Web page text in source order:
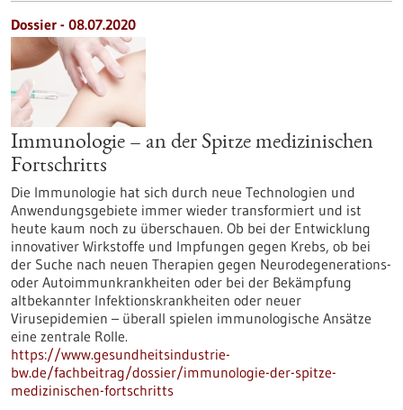
Dossier - 08.07.2020
Immunologie – an der Spitze medizinischen
Fortschritts
Die Immunologie hat sich durch neue Technologien und
Anwendungsgebiete immer wieder transformiert und ist
heute kaum noch zu überschauen. Ob bei der Entwicklung
innovativer Wirkstoffe und Impfungen gegen Krebs, ob bei
der Suche nach neuen Therapien gegen Neurodegenerations-
oder Autoimmunkrankheiten oder bei der Bekämpfung
altbekannter Infektionskrankheiten oder neuer
Virusepidemien – überall spielen immunologische Ansätze
eine zentrale Rolle.
https://www.gesundheitsindustrie-
bw.de/fachbeitrag/dossier/immunologie-der-spitze-
medizinischen-fortschritts